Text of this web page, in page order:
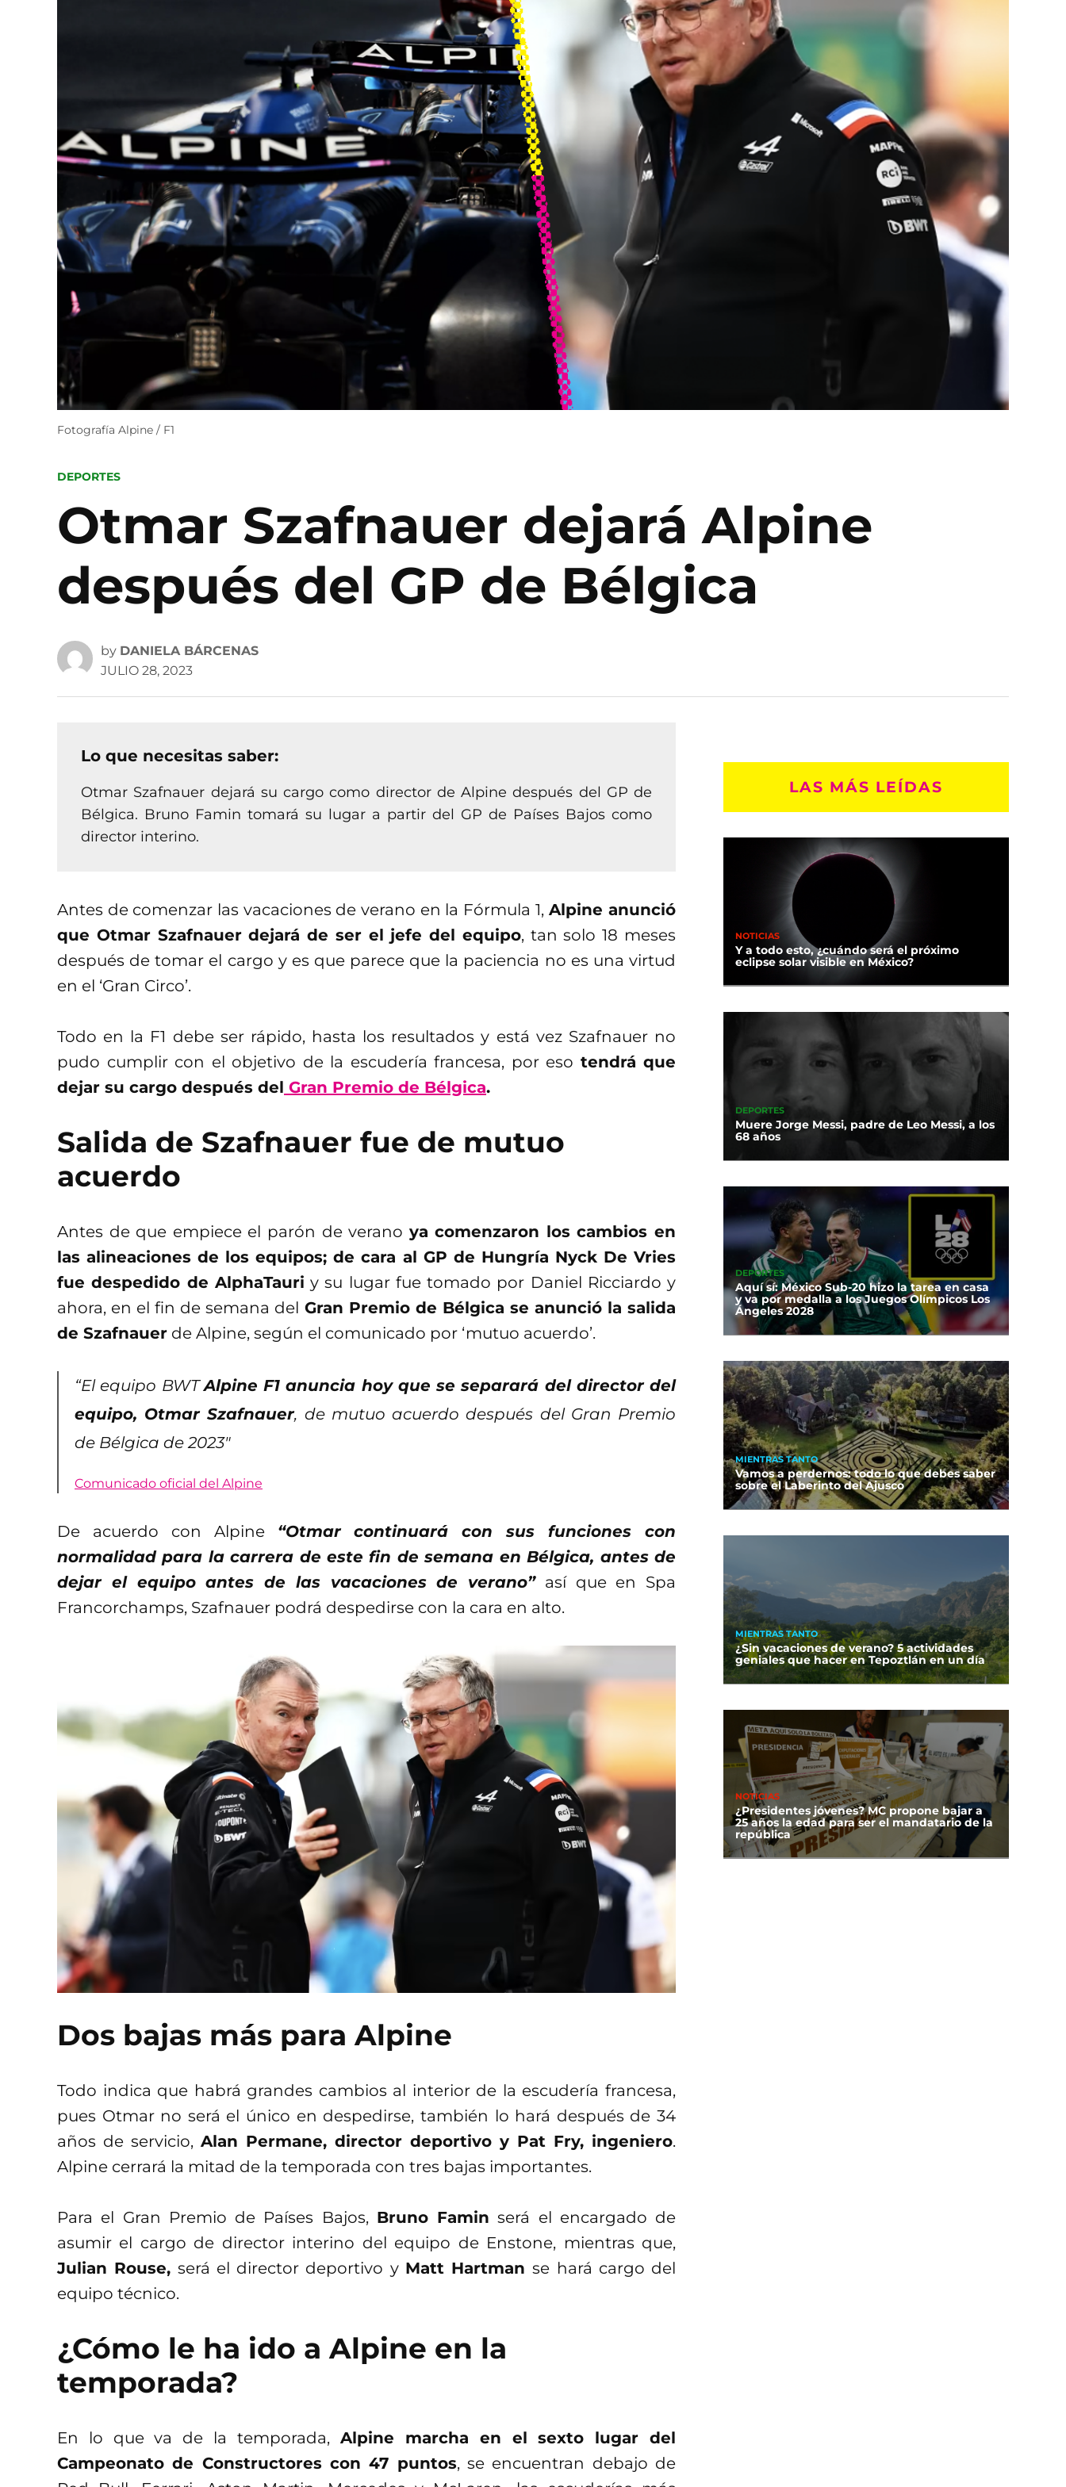
Fotografía Alpine / F1
POSTED
DEPORTES
Otmar Szafnauer dejará Alpine
después del GP de Bélgica
by DANIELA BÁRCENAS
JULIO 28, 2023
Lo que necesitas saber:
Otmar Szafnauer dejará su cargo como director de Alpine después del GP de
Bélgica. Bruno Famin tomará su lugar a partir del GP de Países Bajos como
director interino.
Antes de comenzar las vacaciones de verano en la Fórmula 1, Alpine anunció
que Otmar Szafnauer dejará de ser el jefe del equipo, tan solo 18 meses
después de tomar el cargo y es que parece que la paciencia no es una virtud
en el ‘Gran Circo’.
Todo en la F1 debe ser rápido, hasta los resultados y está vez Szafnauer no
pudo cumplir con el objetivo de la escudería francesa, por eso tendrá que
dejar su cargo después del Gran Premio de Bélgica.
Salida de Szafnauer fue de mutuo
acuerdo
Antes de que empiece el parón de verano ya comenzaron los cambios en
las alineaciones de los equipos; de cara al GP de Hungría Nyck De Vries
fue despedido de AlphaTauri y su lugar fue tomado por Daniel Ricciardo y
ahora, en el fin de semana del Gran Premio de Bélgica se anunció la salida
de Szafnauer de Alpine, según el comunicado por ‘mutuo acuerdo’.
“El equipo BWTAlpine F1 anuncia hoy que se separará del director del
equipo, Otmar Szafnauer, de mutuo acuerdo después del Gran Premio
de Bélgica de 2023″
Comunicado oficial del Alpine
De acuerdo con Alpine “Otmar continuará con sus funciones con
normalidad para la carrera de este fin de semana en Bélgica, antes de
dejar el equipo antes de las vacaciones de verano”así que en Spa
Francorchamps, Szafnauer podrá despedirse con la cara en alto.
Dos bajas más para Alpine
Todo indica que habrá grandes cambios al interior de la escudería francesa,
pues Otmar no será el único en despedirse, también lo hará después de 34
años de servicio, Alan Permane, director deportivo y Pat Fry, ingeniero.
Alpine cerrará la mitad de la temporada con tres bajas importantes.
Para el Gran Premio de Países Bajos, Bruno Famin será el encargado de
asumir el cargo de director interino del equipo de Enstone, mientras que,
Julian Rouse, será el director deportivo y Matt Hartmanse hará cargo del
equipo técnico.
¿Cómo le ha ido a Alpine en la
temporada?
En lo que va de la temporada,Alpine marcha en el sexto lugar del
Campeonato de Constructores con 47 puntos, se encuentran debajo de
LAS MÁS LEÍDAS
NOTICIAS
Y a todo esto, ¿cuándo será el próximo
eclipse solar visible en México?
DEPORTES
Muere Jorge Messi, padre de Leo Messi, a los
68 años
DEPORTES
Aquí sí: México Sub-20 hizo la tarea en casa
y va por medalla a los Juegos Olímpicos Los
Ángeles 2028
MIENTRAS TANTO
Vamos a perdernos: todo lo que debes saber
sobre el Laberinto del Ajusco
MIENTRAS TANTO
¿Sin vacaciones de verano? 5 actividades
geniales que hacer en Tepoztlán en un día
NOTICIAS
¿Presidentes jóvenes? MC propone bajar a
25 años la edad para ser el mandatario de la
república